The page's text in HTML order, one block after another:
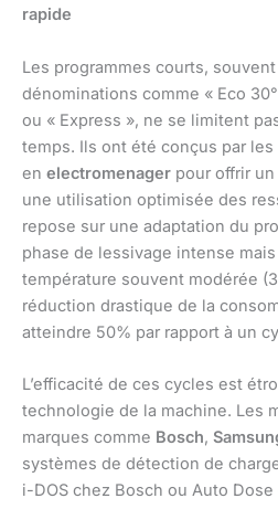
rapide
Les programmes courts,
dénominations comme « Eco
ou « Express », ne se limitent
temps. Ils ont été conçus par
en electromenager pour offrir
une utilisation optimisée des
repose sur une adaptation du
phase de lessivage intense
température souvent modérée
réduction drastique de la
atteindre 50% par rapport à un
L’efficacité de ces cycles est
technologie de la machine. Les
marques comme Bosch,
systèmes de détection de
i-DOS chez Bosch ou Auto